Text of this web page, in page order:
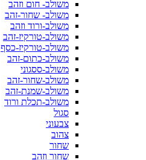
משולב- חום וזהב
משולב- שחור-זהב
משולב-ורוד וזהב
משולב-טורקיז-זהב
משולב-טורקיז-כסף
משולב-כתום-זהב
משולב-ססגוני
משולב-שחור-זהב
משולב-שמנת-זהב
משולב-תכלת ורוד
סגול
צבעוני
צהוב
שחור
שחור וזהב